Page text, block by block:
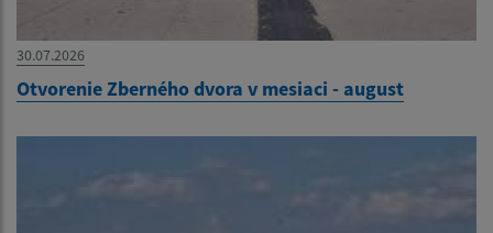
30.07.2026
Otvorenie Zberného dvora v mesiaci - august